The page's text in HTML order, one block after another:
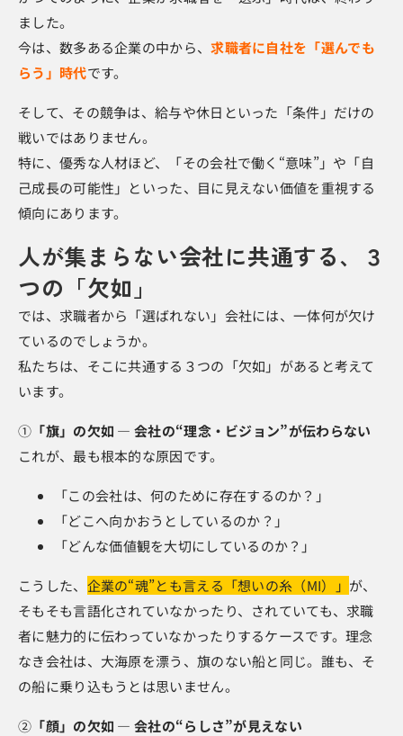
ました。
今は、数多ある企業の中から、求職者に自社を「選んでも
らう」時代です。
そして、その競争は、給与や休日といった「条件」だけの
戦いではありません。
特に、優秀な人材ほど、「その会社で働く“意味”」や「自
己成長の可能性」といった、目に見えない価値を重視する
傾向にあります。
人が集まらない会社に共通する、３
つの「欠如」
では、求職者から「選ばれない」会社には、一体何が欠け
ているのでしょうか。
私たちは、そこに共通する３つの「欠如」があると考えて
います。
① 「旗」の欠如 ― 会社の“理念・ビジョン”が伝わらない
これが、最も根本的な原因です。
「この会社は、何のために存在するのか？」
「どこへ向かおうとしているのか？」
「どんな価値観を大切にしているのか？」
こうした、 企業の“魂”とも言える「想いの糸（MI）」 が、
そもそも言語化されていなかったり、されていても、求職
者に魅力的に伝わっていなかったりするケースです。理念
なき会社は、大海原を漂う、旗のない船と同じ。誰も、そ
の船に乗り込もうとは思いません。
② 「顔」の欠如 ― 会社の“らしさ”が見えない